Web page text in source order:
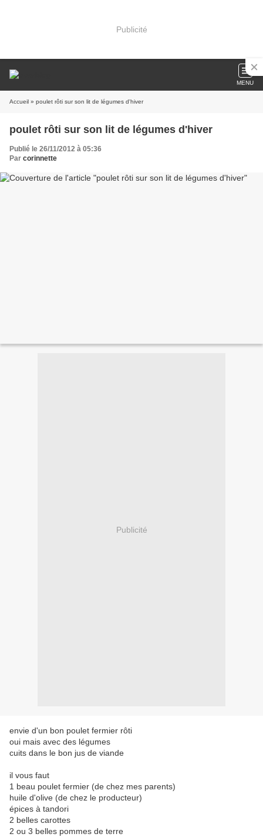
Publicité
MENU
Accueil » poulet rôti sur son lit de légumes d'hiver
poulet rôti sur son lit de légumes d'hiver
Publié le 26/11/2012 à 05:36
Par corinnette
Publicité
envie d'un bon poulet fermier rôti
oui mais avec des légumes
cuits dans le bon jus de viande
il vous faut
1 beau poulet fermier (de chez mes parents)
huile d'olive (de chez le producteur)
épices à tandori
2 belles carottes
2 ou 3 belles pommes de terre